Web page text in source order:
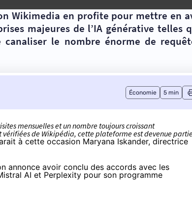
Wikimedia en profite pour mettre en
majeures de l’IA générative telles
le nombre énorme de
Économie 5 min
mensuelles et un nombre toujours croissant
vérifiées de Wikipédia, cette plateforme est devenue
à cette occasion Maryana Iskander, directrice
annonce avoir conclu des accords avec les
AI et Perplexity pour son programme